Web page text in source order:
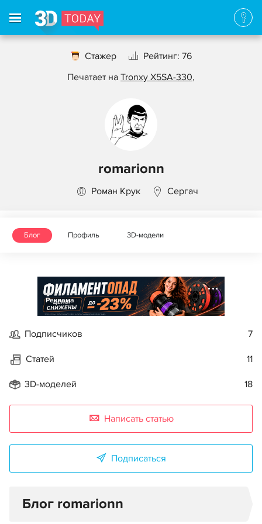
Стажер
Рейтинг: 76
Печатает на Tronxy X5SA-330,
romarionn
Роман Крук Сергач
Блог Профиль 3D-модели
Реклама
Подписчиков 7
Статей 11
3D-моделей 18
Написать статью
Подписаться
Блог romarionn